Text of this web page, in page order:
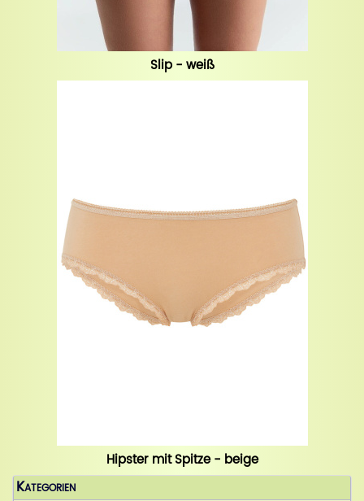
Slip - weiß
Hipster mit Spitze - beige
Kategorien